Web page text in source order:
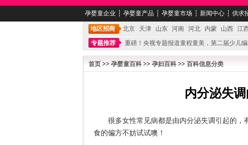
孕婴童企业 ┆ 孕婴童产品 ┆ 孕婴童市场 ┆ 新闻中心 ┆ 供求
地区招商 北京 天津 山东 河南 河北 内蒙 山西 江
专题推荐
重磅！央视专题报道童程童美，第二届少儿
不能再单纯地销售产品,而要向增强服务转型,毕竟母婴产品
首页 >> 孕婴童百科>> 孕妇百科>> 百科信息分类
内分泌失
很多女性常见病都是由内分泌失调引起的
食的偏方不妨试试噢！